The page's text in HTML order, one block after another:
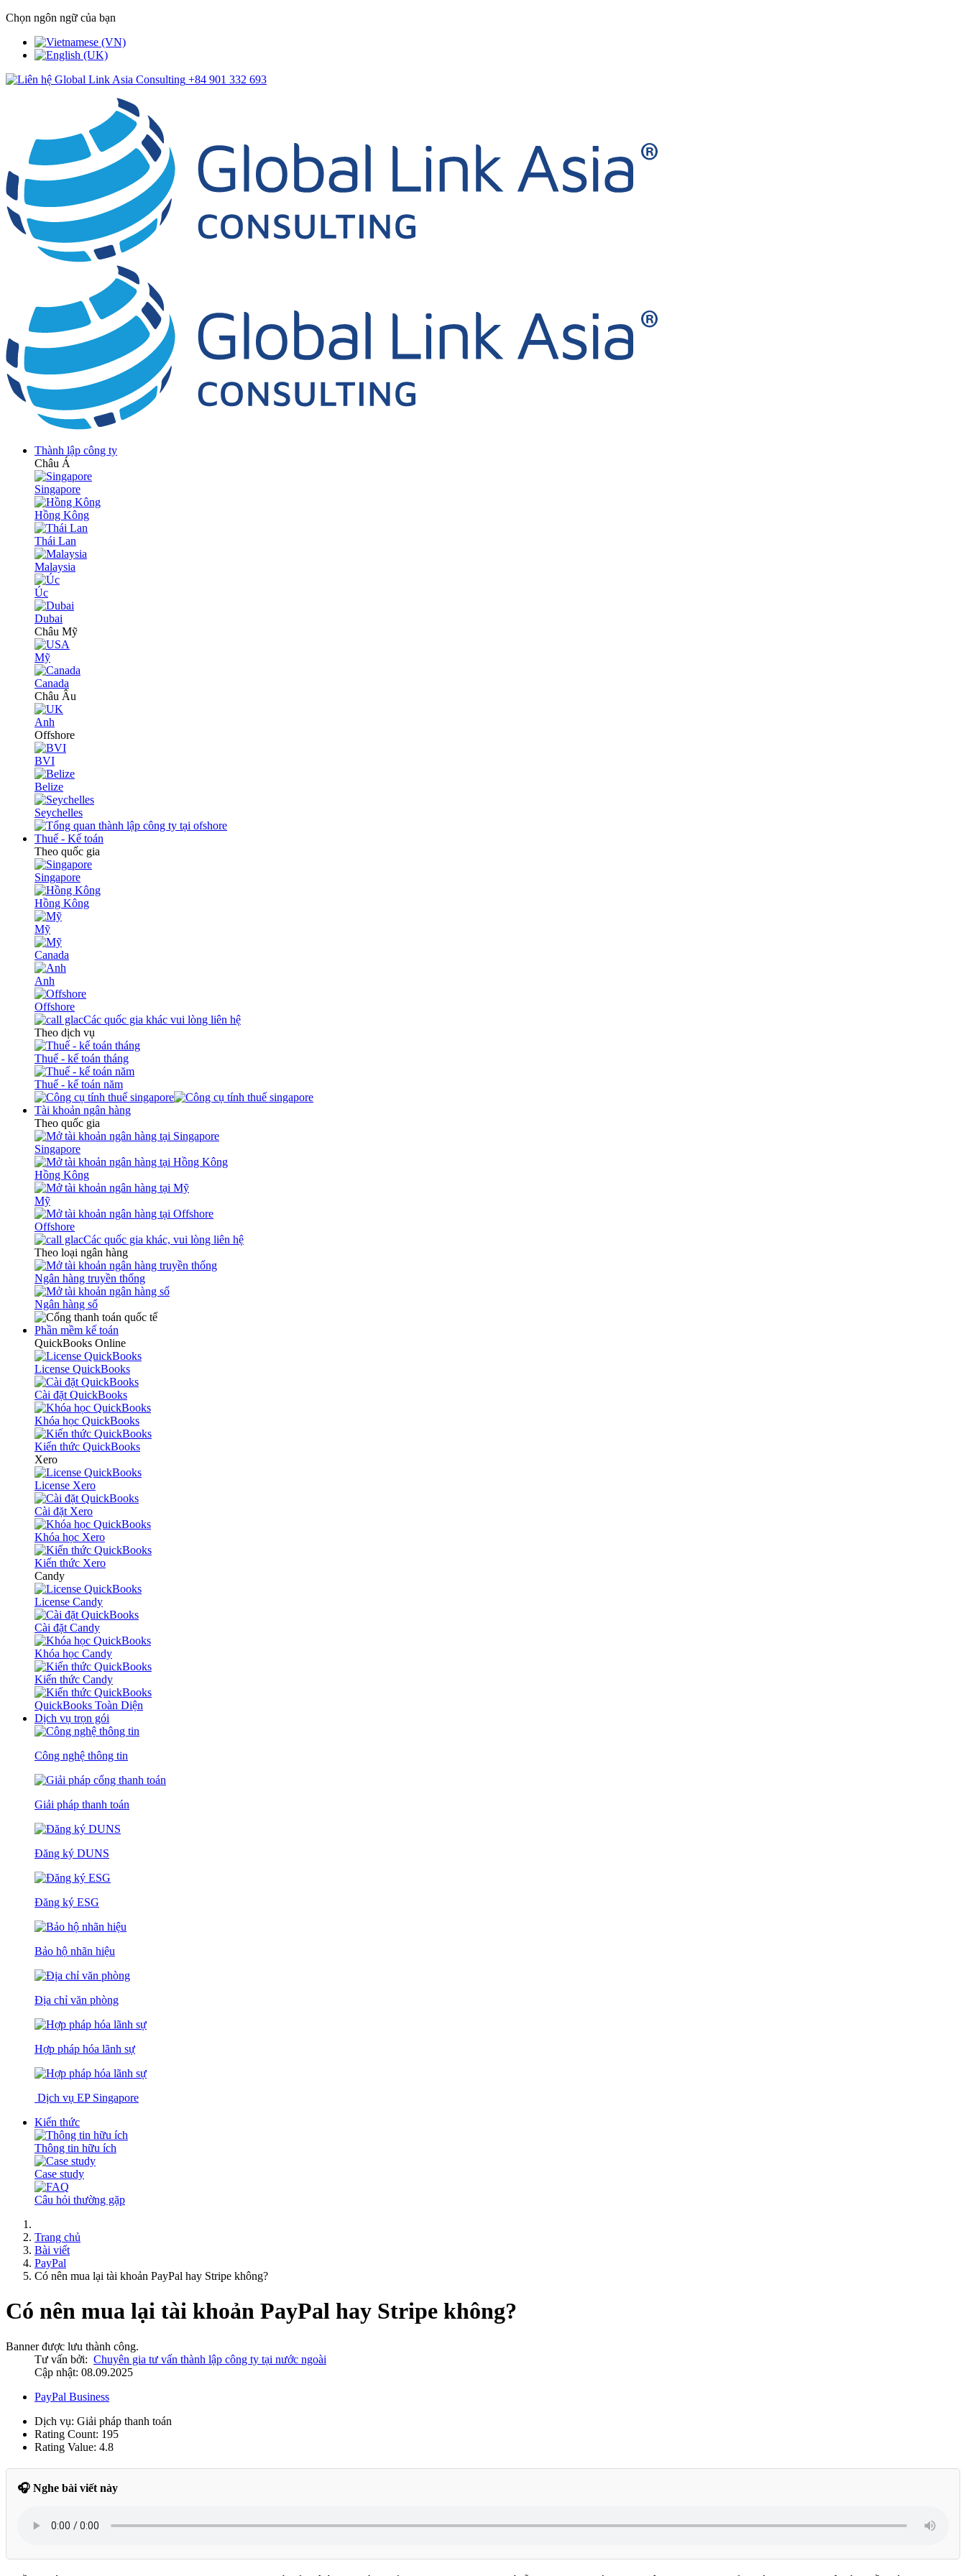
Chọn ngôn ngữ của bạn
+84 901 332 693
Thành lập công ty
Châu Á
Singapore
Hồng Kông
Thái Lan
Malaysia
Úc
Dubai
Châu Mỹ
Mỹ
Canada
Châu Âu
Anh
Offshore
BVI
Belize
Seychelles
Thuế - Kế toán
Theo quốc gia
Singapore
Hồng Kông
Mỹ
Canada
Anh
Offshore
Các quốc gia khác vui lòng liên hệ
Theo dịch vụ
Thuế - kế toán tháng
Thuế - kế toán năm
Tài khoản ngân hàng
Theo quốc gia
Singapore
Hồng Kông
Mỹ
Offshore
Các quốc gia khác, vui lòng liên hệ
Theo loại ngân hàng
Ngân hàng truyền thống
Ngân hàng số
Phần mềm kế toán
QuickBooks Online
License QuickBooks
Cài đặt QuickBooks
Khóa học QuickBooks
Kiến thức QuickBooks
Xero
License Xero
Cài đặt Xero
Khóa học Xero
Kiến thức Xero
Candy
License Candy
Cài đặt Candy
Khóa học Candy
Kiến thức Candy
QuickBooks Toàn Diện
Dịch vụ trọn gói
Công nghệ thông tin
Giải pháp thanh toán
Đăng ký DUNS
Đăng ký ESG
Bảo hộ nhãn hiệu
Địa chỉ văn phòng
Hợp pháp hóa lãnh sự
Dịch vụ EP Singapore
Kiến thức
Thông tin hữu ích
Case study
Câu hỏi thường gặp
Trang chủ
Bài viết
PayPal
Có nên mua lại tài khoản PayPal hay Stripe không?
Có nên mua lại tài khoản PayPal hay Stripe không?
Banner được lưu thành công.
Tư vấn bởi: Chuyên gia tư vấn thành lập công ty tại nước ngoài
Cập nhật: 08.09.2025
PayPal Business
Dịch vụ: Giải pháp thanh toán
Rating Count: 195
Rating Value: 4.8
🎧 Nghe bài viết này